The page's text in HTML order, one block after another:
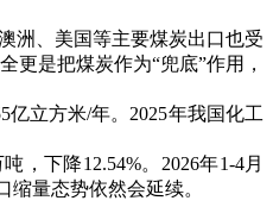
洲、美国等主要煤炭出口也受
是把煤炭作为“兜底”作用，
立方米/年。2025年我国化工
下降12.54%。2026年1-4月
量态势依然会延续。